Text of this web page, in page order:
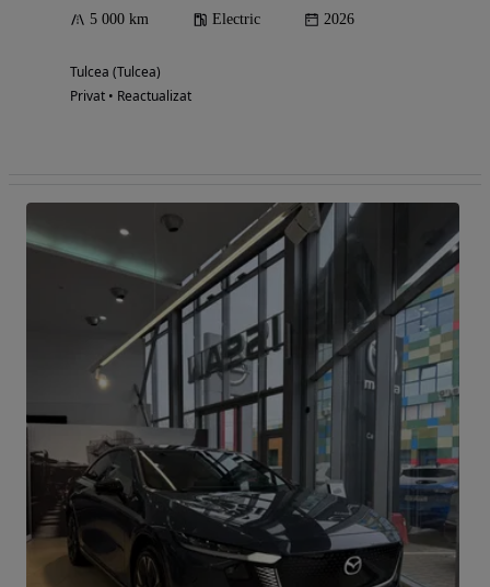
5 000 km Electric 2026
Tulcea (Tulcea)
Privat • Reactualizat